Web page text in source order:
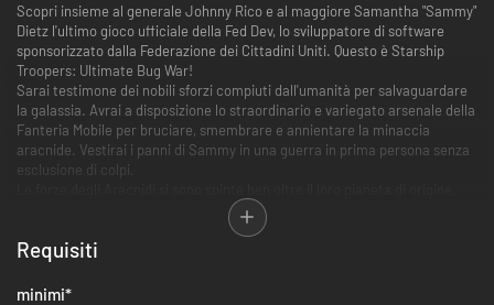
Scopri insieme al generale Johnny Rico e al maggiore Samantha "Sammy"
Dietz l'ultimo gioco ufficiale della Fed Dev, lo sviluppatore di software
sponsorizzato dalla Federazione dei Cittadini Uniti. Questo è Starship
Troopers: Ultimate Bug War!
Sarai testimone dei nobili sforzi compiuti dall'umanità per salvaguardare
la galassia. Avrai a disposizione lo straordinario e variegato arsenale della
Fanteria Mobile per bruciare, smembrare e annientare la minaccia
aracnide. Vestirai i panni di Sammy in una guerra in prima persona senza
esclusione di colpi.
Klendathu, invadendo territori umani in tutta la galassia. Colonie che un
tempo prosperavano tra bellezza, ingegnosità e collaborazione umana
ora giacciono distrutte in seguito all'immotivato attacco degli spietati
insetti.
Arruolati subito per proteggere non solo il nostro mondo, ma il futuro
Requisiti
minimi*